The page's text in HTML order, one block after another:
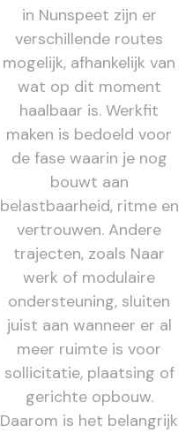
in Nunspeet zijn er
verschillende routes
mogelijk, afhankelijk van
wat op dit moment
haalbaar is. Werkfit
maken is bedoeld voor
de fase waarin je nog
bouwt aan
belastbaarheid, ritme en
vertrouwen. Andere
trajecten, zoals Naar
werk of modulaire
ondersteuning, sluiten
juist aan wanneer er al
meer ruimte is voor
sollicitatie, plaatsing of
gerichte opbouw.
Daarom is het belangrijk